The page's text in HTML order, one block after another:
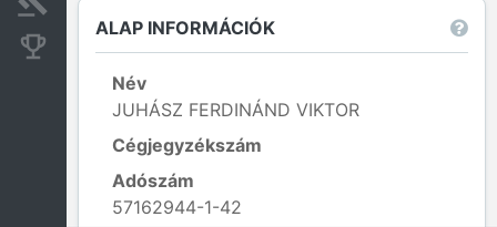
ALAP INFORMÁCIÓK
Név
JUHÁSZ FERDINÁND VIKTOR
Cégjegyzékszám
Adószám
57162944-1-42